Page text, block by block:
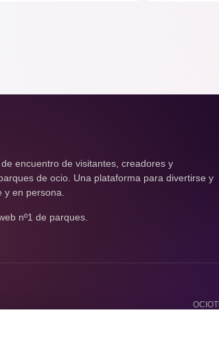
encuentro de visitantes, creadores y
de ocio. Una plataforma para divertirse y
en persona.
nº1 de parques.